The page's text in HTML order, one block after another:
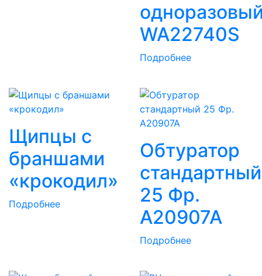
WA22740S
Подробнее
Щипцы с
браншами
«крокодил»
Подробнее
Обтуратор
стандартный
25 Фр.
A20907A
Подробнее